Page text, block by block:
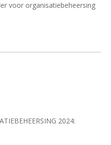
voor organisatiebeheersing
2024: